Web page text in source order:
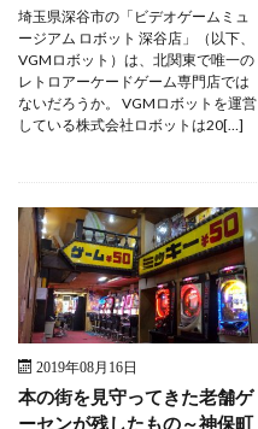
埼玉県深谷市の「ビデオゲームミュ
ージアム ロボット 深谷店」（以下、
VGMロボット）は、北関東で唯一の
レトロアーケードゲーム専門店では
ないだろうか。 VGMロボットを運営
している株式会社ロボットは20[…]
2019年08月16日
本の街を見守ってきた老舗ゲ
ーセンが残したもの～神保町